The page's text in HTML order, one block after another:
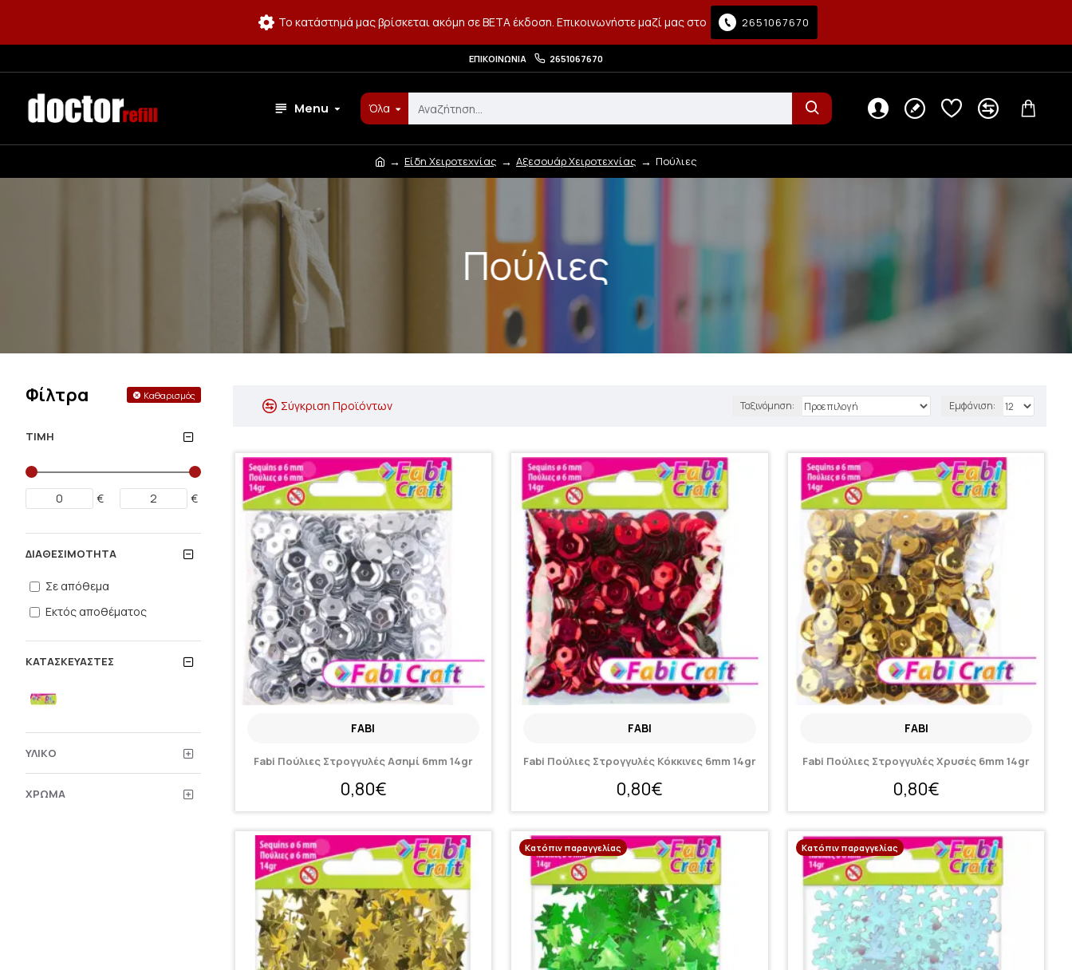
Το κατάστημά μας βρίσκεται ακόμη σε BETA έκδοση. Επικοινωνήστε μαζί μας στο 2651067670
ΕΠΙΚΟΙΝΩΝΊΑ 2651067670
Menu Όλα
Είδη Χειροτεχνίας Αξεσουάρ Χειροτεχνίας Πούλιες
Πούλιες
Φίλτρα Καθαρισμός
ΤΙΜΉ
€ €
ΚΑΤΑΣΚΕΥΑΣΤΈΣ
ΥΛΙΚΌ
ΧΡΏΜΑ
ΔΙΑΘΕΣΙΜΌΤΗΤΑ
Σε απόθεμα
Εκτός αποθέματος
Σύγκριση Προϊόντων Ταξινόμηση: Εμφάνιση:
FABI
Fabi Πούλιες Στρογγυλές Ασημί 6mm 14gr
0,80€
FABI
Fabi Πούλιες Στρογγυλές Κόκκινες 6mm 14gr
0,80€
FABI
Fabi Πούλιες Στρογγυλές Χρυσές 6mm 14gr
0,80€
Κατόπιν παραγγελίας Κατόπιν παραγγελίας